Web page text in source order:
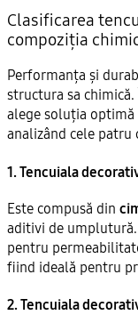
Clasificarea
compoziția
Performanța și
structura sa
alege soluția
analizând cele patru
1. Tencuiala
Este compusă din
aditivi de
pentru
fiind ideală pentru
2. Tencuiala